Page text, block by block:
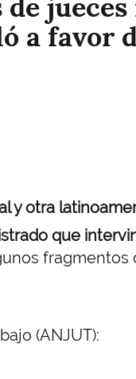
a favor
y otra
que
fragmentos
(ANJUT):